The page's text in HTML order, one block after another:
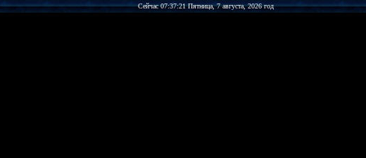
Сейчас 07:37:21 Пятница, 7 августа, 2026 год